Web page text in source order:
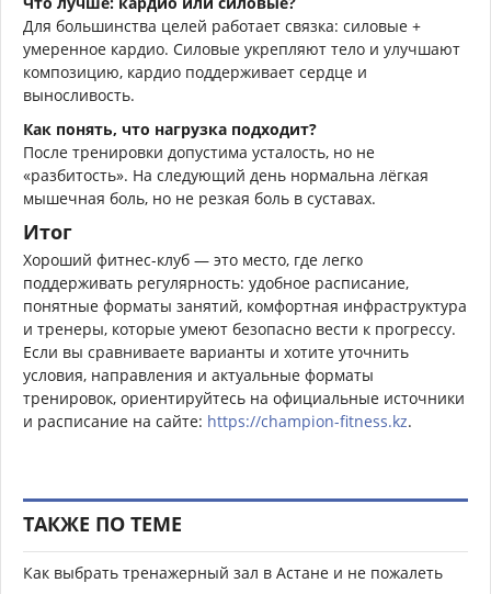
Для большинства целей работает связка: силовые +
умеренное кардио. Силовые укрепляют тело и улучшают
композицию, кардио поддерживает сердце и
выносливость.
Как понять, что нагрузка подходит?
После тренировки допустима усталость, но не
«разбитость». На следующий день нормальна лёгкая
мышечная боль, но не резкая боль в суставах.
Итог
Хороший фитнес-клуб — это место, где легко
поддерживать регулярность: удобное расписание,
понятные форматы занятий, комфортная инфраструктура
и тренеры, которые умеют безопасно вести к прогрессу.
Если вы сравниваете варианты и хотите уточнить
условия, направления и актуальные форматы
тренировок, ориентируйтесь на официальные источники
и расписание на сайте: https://champion-fitness.kz.
ТАКЖЕ ПО ТЕМЕ
Как выбрать тренажерный зал в Астане и не пожалеть